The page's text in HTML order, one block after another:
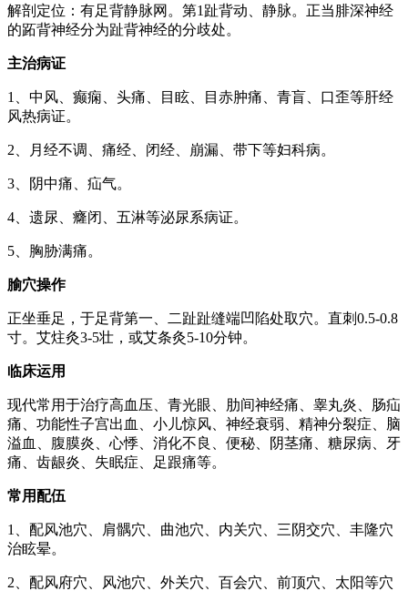
解剖定位：有足背静脉网。第1趾背动、静脉。正当腓深神经
的跖背神经分为趾背神经的分歧处。
主治病证
1、中风、癫痫、头痛、目眩、目赤肿痛、青盲、口歪等肝经
风热病证。
2、月经不调、痛经、闭经、崩漏、带下等妇科病。
3、阴中痛、疝气。
4、遗尿、癃闭、五淋等泌尿系病证。
5、胸胁满痛。
腧穴操作
正坐垂足，于足背第一、二趾趾缝端凹陷处取穴。直刺0.5-0.8
寸。艾炷灸3-5壮，或艾条灸5-10分钟。
临床运用
现代常用于治疗高血压、青光眼、肋间神经痛、睾丸炎、肠疝
痛、功能性子宫出血、小儿惊风、神经衰弱、精神分裂症、脑
溢血、腹膜炎、心悸、消化不良、便秘、阴茎痛、糖尿病、牙
痛、齿龈炎、失眠症、足跟痛等。
常用配伍
1、配风池穴、肩髃穴、曲池穴、内关穴、三阴交穴、丰隆穴
治眩晕。
2、配风府穴、风池穴、外关穴、百会穴、前顶穴、太阳等穴